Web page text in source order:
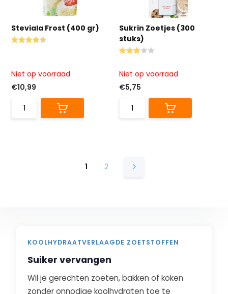
Steviala Frost (400 gr)
Niet op voorraad
€10,99
Sukrin Zoetjes (300
stuks)
Niet op voorraad
€5,75
1 2
KOOLHYDRAATVERLAAGDE ZOETSTOFFEN
Suiker vervangen
Wil je gerechten zoeten, bakken of koken
zonder onnodige koolhydraten toe te